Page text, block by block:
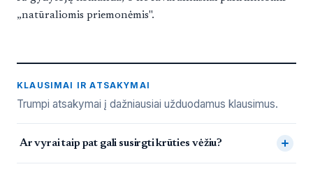
„natūraliomis priemonėmis".
KLAUSIMAI IR ATSAKYMAI
Trumpi atsakymai į dažniausiai užduodamus klausimus.
Ar vyrai taip pat gali susirgti krūties vėžiu?